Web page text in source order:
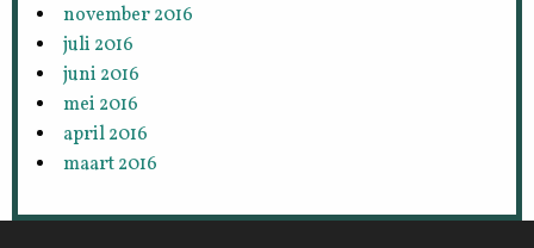
november 2016
juli 2016
juni 2016
mei 2016
april 2016
maart 2016